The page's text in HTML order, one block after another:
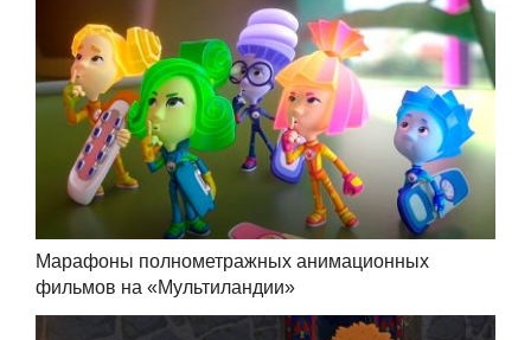
Марафоны полнометражных анимационных
фильмов на «Мультиландии»